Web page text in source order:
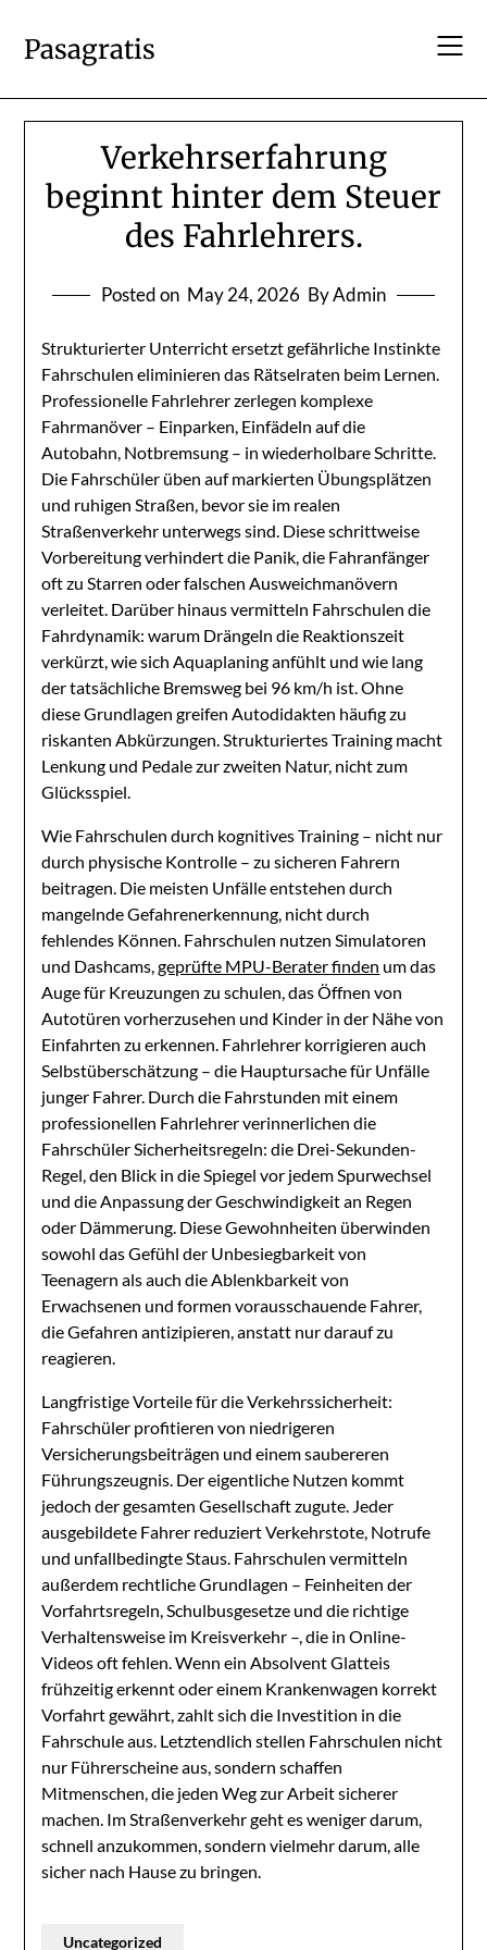
content
Pasagratis
Verkehrserfahrung
beginnt hinter dem Steuer
des Fahrlehrers.
Posted on May 24, 2026 By Admin
Strukturierter Unterricht ersetzt gefährliche Instinkte
Fahrschulen eliminieren das Rätselraten beim Lernen.
Professionelle Fahrlehrer zerlegen komplexe
Fahrmanöver – Einparken, Einfädeln auf die
Autobahn, Notbremsung – in wiederholbare Schritte.
Die Fahrschüler üben auf markierten Übungsplätzen
und ruhigen Straßen, bevor sie im realen
Straßenverkehr unterwegs sind. Diese schrittweise
Vorbereitung verhindert die Panik, die Fahranfänger
oft zu Starren oder falschen Ausweichmanövern
verleitet. Darüber hinaus vermitteln Fahrschulen die
Fahrdynamik: warum Drängeln die Reaktionszeit
verkürzt, wie sich Aquaplaning anfühlt und wie lang
der tatsächliche Bremsweg bei 96 km/h ist. Ohne
diese Grundlagen greifen Autodidakten häufig zu
riskanten Abkürzungen. Strukturiertes Training macht
Lenkung und Pedale zur zweiten Natur, nicht zum
Glücksspiel.
Wie Fahrschulen durch kognitives Training – nicht nur
durch physische Kontrolle – zu sicheren Fahrern
beitragen. Die meisten Unfälle entstehen durch
mangelnde Gefahrenerkennung, nicht durch
fehlendes Können. Fahrschulen nutzen Simulatoren
und Dashcams,geprüfte MPU-Berater finden um das
Auge für Kreuzungen zu schulen, das Öffnen von
Autotüren vorherzusehen und Kinder in der Nähe von
Einfahrten zu erkennen. Fahrlehrer korrigieren auch
Selbstüberschätzung – die Hauptursache für Unfälle
junger Fahrer. Durch die Fahrstunden mit einem
professionellen Fahrlehrer verinnerlichen die
Fahrschüler Sicherheitsregeln: die Drei-Sekunden-
Regel, den Blick in die Spiegel vor jedem Spurwechsel
und die Anpassung der Geschwindigkeit an Regen
oder Dämmerung. Diese Gewohnheiten überwinden
sowohl das Gefühl der Unbesiegbarkeit von
Teenagern als auch die Ablenkbarkeit von
Erwachsenen und formen vorausschauende Fahrer,
die Gefahren antizipieren, anstatt nur darauf zu
reagieren.
Langfristige Vorteile für die Verkehrssicherheit:
Fahrschüler profitieren von niedrigeren
Versicherungsbeiträgen und einem saubereren
Führungszeugnis. Der eigentliche Nutzen kommt
jedoch der gesamten Gesellschaft zugute. Jeder
ausgebildete Fahrer reduziert Verkehrstote, Notrufe
und unfallbedingte Staus. Fahrschulen vermitteln
außerdem rechtliche Grundlagen – Feinheiten der
Vorfahrtsregeln, Schulbusgesetze und die richtige
Verhaltensweise im Kreisverkehr –, die in Online-
Videos oft fehlen. Wenn ein Absolvent Glatteis
frühzeitig erkennt oder einem Krankenwagen korrekt
Vorfahrt gewährt, zahlt sich die Investition in die
Fahrschule aus. Letztendlich stellen Fahrschulen nicht
nur Führerscheine aus, sondern schaffen
Mitmenschen, die jeden Weg zur Arbeit sicherer
machen. Im Straßenverkehr geht es weniger darum,
schnell anzukommen, sondern vielmehr darum, alle
sicher nach Hause zu bringen.
Uncategorized